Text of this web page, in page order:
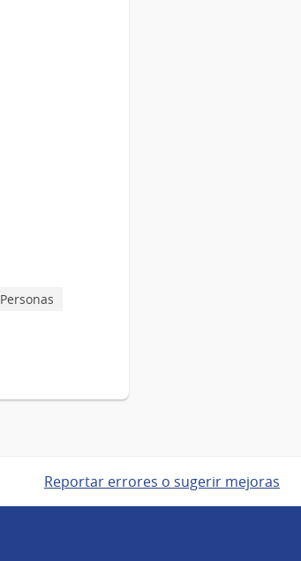
Personas
Reportar errores o sugerir mejoras